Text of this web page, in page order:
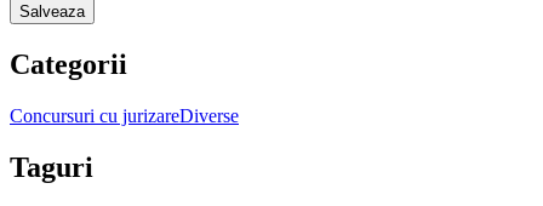
Salveaza
Categorii
Concursuri cu jurizareDiverse
Taguri